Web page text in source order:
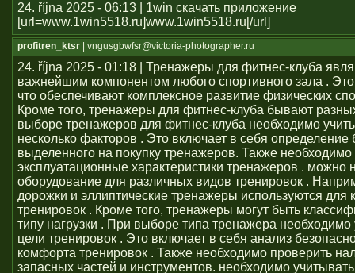
24. října 2025 - 06:13 | 1win скачать приложение
[url=www.1win5518.ru]www.1win5518.ru[/url]
profitren_ktsr | vngusgbwfsr@victoria-photographer.ru
24. října 2025 - 01:18 | Тренажеры для фитнес-клуба
важнейшим компонентом любого спортивного зала .
что обеспечивают комплексное развитие физических
Кроме того, тренажеры для фитнес-клуба бывают
выборе тренажеров для фитнес-клуба необходимо
несколько факторов . Это включает в себя определение
выделенного на покупку тренажеров. Также необходимо
эксплуатационные характеристики тренажеров . можно
оборудование для различных видов тренировок .
дорожки и эллиптические тренажеры используются для
тренировок . Кроме того, тренажеры могут быть
типу нагрузки . При выборе типа тренажера необходимо
цели тренировок . Это включает в себя анализ
комфорта тренировок . Также необходимо проверить
запасных частей и инструментов. необходимо